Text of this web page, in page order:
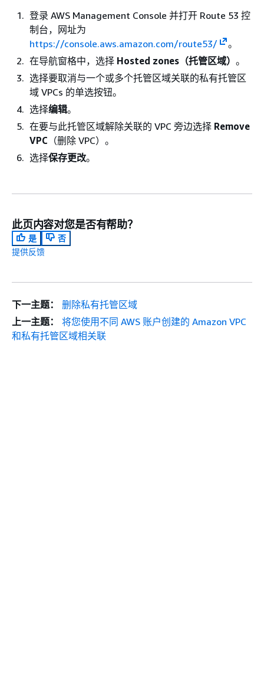
登录 AWS Management Console 并打开 Route 53 控
制台，网址为
https://console.aws.amazon.com/route53/
。
在导航窗格中，选择 Hosted zones（托管区域） 。
选择要取消与一个或多个托管区域关联的私有托管区
域 VPCs 的单选按钮。
选择编辑。
在要与此托管区域解除关联的 VPC 旁边选择 Remove
VPC （删除 VPC）。
选择保存更改。
此页内容对您是否有帮助？
是
否
提供反馈
下一主题：
删除私有托管区域
上一主题：
将您使用不同 AWS 账户创建的 Amazon VPC
和私有托管区域相关联